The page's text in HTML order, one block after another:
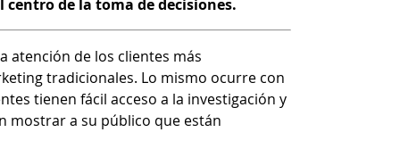
de la toma de decisiones.
atención de los clientes más
tradicionales. Lo mismo ocurre con
tienen fácil acceso a la investigación y
mostrar a su público que están